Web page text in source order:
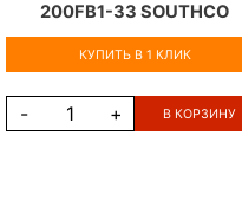
200FB1-33 SOUTHCO
КУПИТЬ В 1 КЛИК
- + В КОРЗИНУ